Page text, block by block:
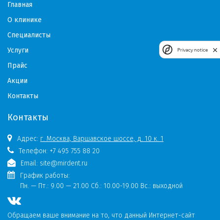
Главная
О клинике
Специалисты
Услуги
Прайс
Акции
Контакты
Контакты
Адрес: г. Москва, Варшавское шоссе, д. 10 к. 1
Телефон: +7 495 755 88 20
Email: site@mirdent.ru
График работы:
Пн. — Пт.: 9.00 — 21.00 Сб.: 10.00-19.00 Вс.: выходной
Обращаем ваше внимание на то, что данный Интернет-сайт
Privacy notice